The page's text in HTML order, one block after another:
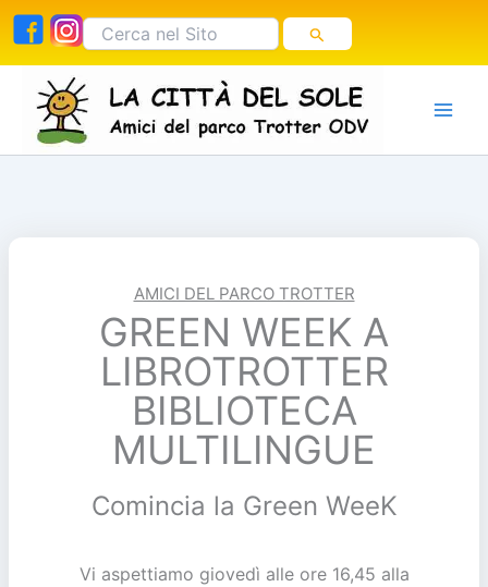
Vai
contenuto
Cerca:
AMICI DEL PARCO TROTTER
GREEN WEEK A
LIBROTROTTER
BIBLIOTECA
MULTILINGUE
Comincia la Green WeeK
Vi aspettiamo giovedì alle ore 16,45 alla